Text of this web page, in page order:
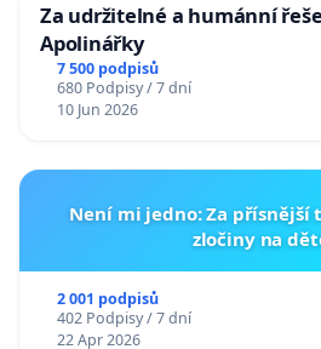
Za udržitelné a humánní
Apolinářky
7 500 podpisů
680 Podpisy / 7 dní
10 Jun 2026
Není mi jedno: Za přísnější
zločiny na
2 001 podpisů
402 Podpisy / 7 dní
22 Apr 2026